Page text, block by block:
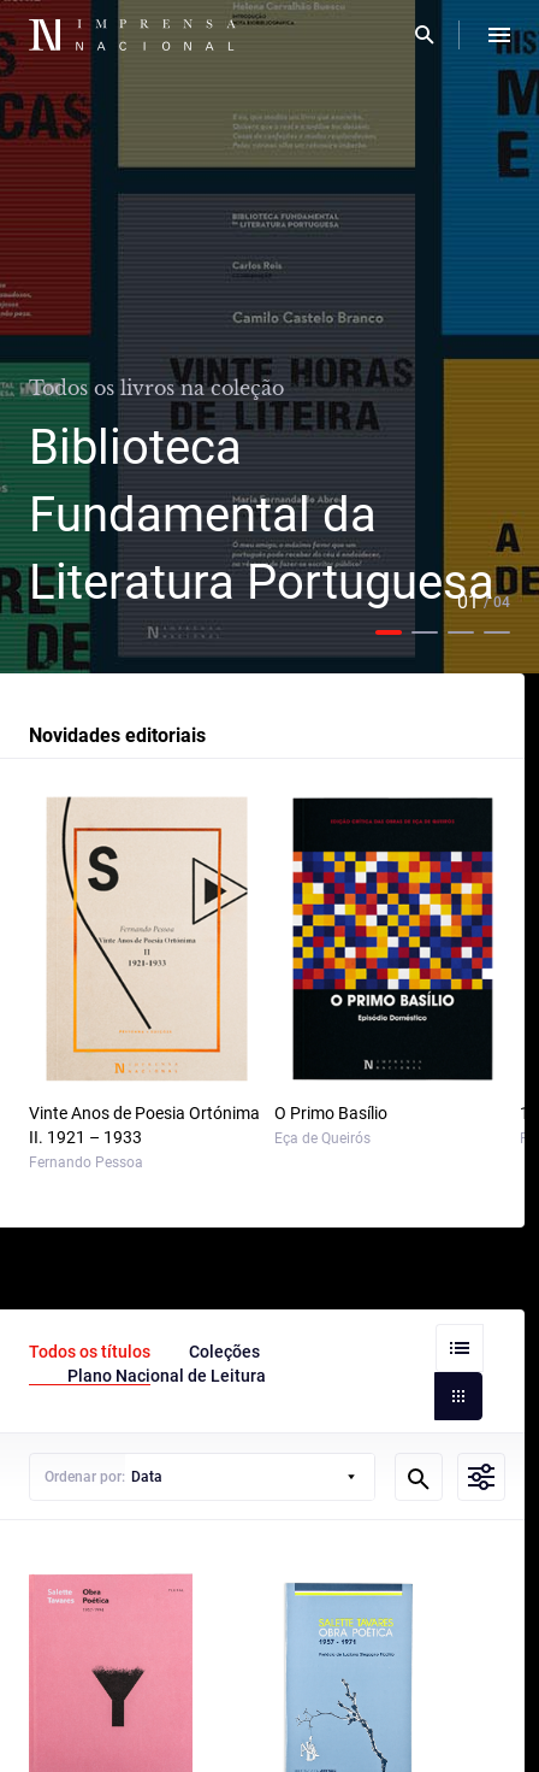
Todos os livros na coleção
Biblioteca
Fundamental da
Literatura Portuguesa
01/ 04
Novidades editoriais
Vinte Anos de Poesia Ortónima
II. 1921 – 1933
Fernando Pessoa
O Primo Basílio
Eça de Queirós
Todos os títulos
Coleções
Plano Nacional de Leitura
Ordenar por: Data